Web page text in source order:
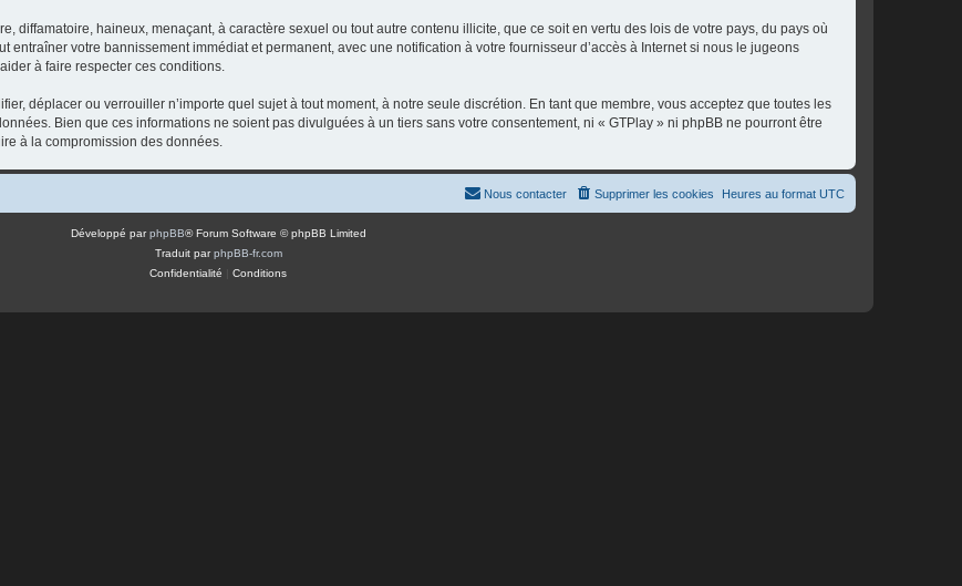
diffamatoire, haineux, menaçant, à caractère sexuel ou tout autre contenu illicite, que ce soit en vertu des lois de votre pays, du pays où
votre bannissement immédiat et permanent, avec une notification à votre fournisseur d’accès à Internet si nous le jugeons
à faire respecter ces conditions.
déplacer ou verrouiller n’importe quel sujet à tout moment, à notre seule discrétion. En tant que membre, vous acceptez que toutes les
Bien que ces informations ne soient pas divulguées à un tiers sans votre consentement, ni « GTPlay » ni phpBB ne pourront être
à la compromission des données.
Heures au format UTC
Supprimer les cookies
Nous contacter
Développé parphpBB® Forum Software © phpBB Limited
Traduit parphpBB-fr.com
Confidentialité
Conditions